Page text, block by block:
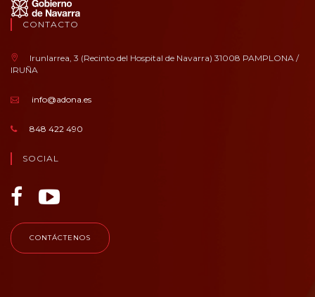
CONTACTO
Irunlarrea, 3 (Recinto del Hospital de Navarra) 31008 PAMPLONA /
IRUÑA
info@adona.es
848 422 490
SOCIAL
CONTÁCTENOS